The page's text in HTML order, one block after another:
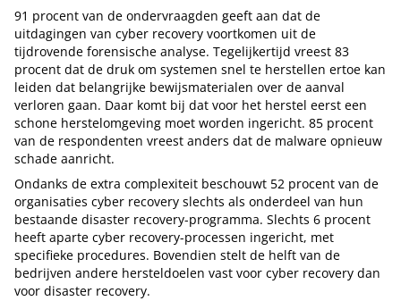
91 procent van de ondervraagden geeft aan dat de
uitdagingen van cyber recovery voortkomen uit de
tijdrovende forensische analyse. Tegelijkertijd vreest 83
procent dat de druk om systemen snel te herstellen ertoe kan
leiden dat belangrijke bewijsmaterialen over de aanval
verloren gaan. Daar komt bij dat voor het herstel eerst een
schone herstelomgeving moet worden ingericht. 85 procent
van de respondenten vreest anders dat de malware opnieuw
schade aanricht.
Ondanks de extra complexiteit beschouwt 52 procent van de
organisaties cyber recovery slechts als onderdeel van hun
bestaande disaster recovery-programma. Slechts 6 procent
heeft aparte cyber recovery-processen ingericht, met
specifieke procedures. Bovendien stelt de helft van de
bedrijven andere hersteldoelen vast voor cyber recovery dan
voor disaster recovery.